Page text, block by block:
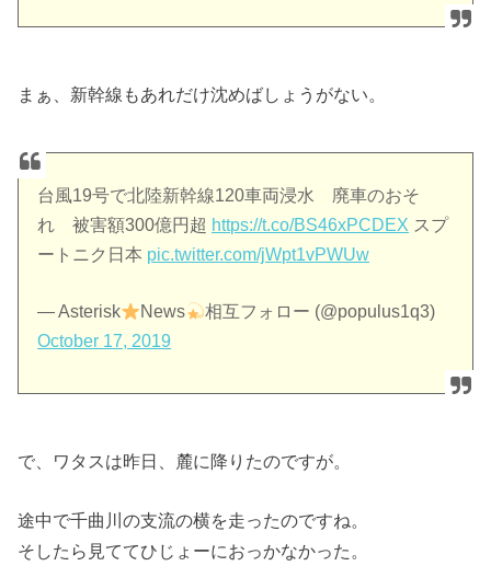
まぁ、新幹線もあれだけ沈めばしょうがない。
台風19号で北陸新幹線120車両浸水 廃車のおそ
れ 被害額300億円超 https://t.co/BS46xPCDEX スプ
ートニク日本 pic.twitter.com/jWpt1vPWUw
— Asterisk News
相互フォロー (@populus1q3)
October 17, 2019
で、ワタスは昨日、麓に降りたのですが。
途中で千曲川の支流の横を走ったのですね。
そしたら見ててひじょーにおっかなかった。